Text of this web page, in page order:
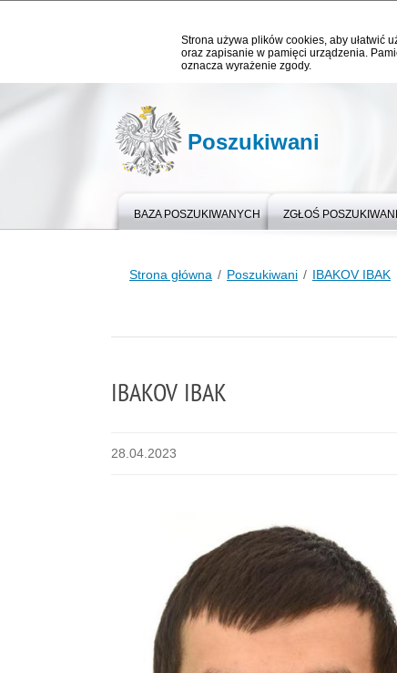
Strona używa plików cookies, aby ułatwić
oraz zapisanie w pamięci urządzenia.
oznacza wyrażenie zgody.
Poszukiwani
BAZA POSZUKIWANYCH ZGŁOŚ
Strona główna Poszukiwani IBAKOV IBAK
IBAKOV IBAK
28.04.2023